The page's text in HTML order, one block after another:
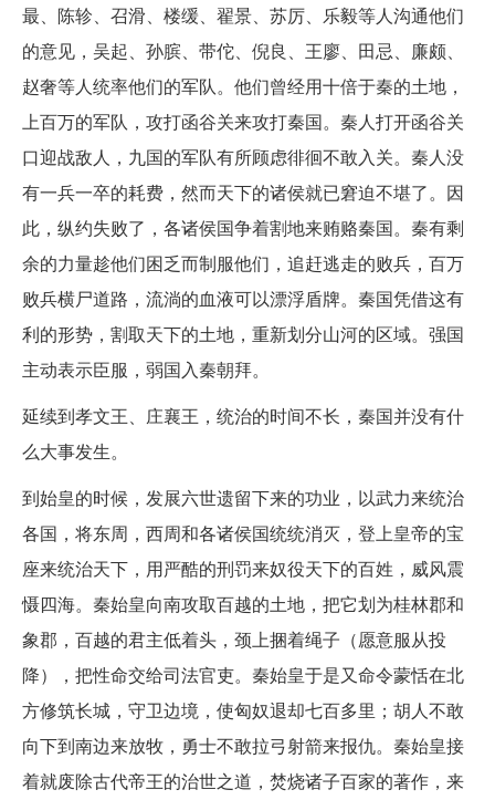
最、陈轸、召滑、楼缓、翟景、苏厉、乐毅等人沟通他们
的意见，吴起、孙膑、带佗、倪良、王廖、田忌、廉颇、
赵奢等人统率他们的军队。他们曾经用十倍于秦的土地，
上百万的军队，攻打函谷关来攻打秦国。秦人打开函谷关
口迎战敌人，九国的军队有所顾虑徘徊不敢入关。秦人没
有一兵一卒的耗费，然而天下的诸侯就已窘迫不堪了。因
此，纵约失败了，各诸侯国争着割地来贿赂秦国。秦有剩
余的力量趁他们困乏而制服他们，追赶逃走的败兵，百万
败兵横尸道路，流淌的血液可以漂浮盾牌。秦国凭借这有
利的形势，割取天下的土地，重新划分山河的区域。强国
主动表示臣服，弱国入秦朝拜。
延续到孝文王、庄襄王，统治的时间不长，秦国并没有什
么大事发生。
到始皇的时候，发展六世遗留下来的功业，以武力来统治
各国，将东周，西周和各诸侯国统统消灭，登上皇帝的宝
座来统治天下，用严酷的刑罚来奴役天下的百姓，威风震
慑四海。秦始皇向南攻取百越的土地，把它划为桂林郡和
象郡，百越的君主低着头，颈上捆着绳子（愿意服从投
降），把性命交给司法官吏。秦始皇于是又命令蒙恬在北
方修筑长城，守卫边境，使匈奴退却七百多里；胡人不敢
向下到南边来放牧，勇士不敢拉弓射箭来报仇。秦始皇接
着就废除古代帝王的治世之道，焚烧诸子百家的著作，来